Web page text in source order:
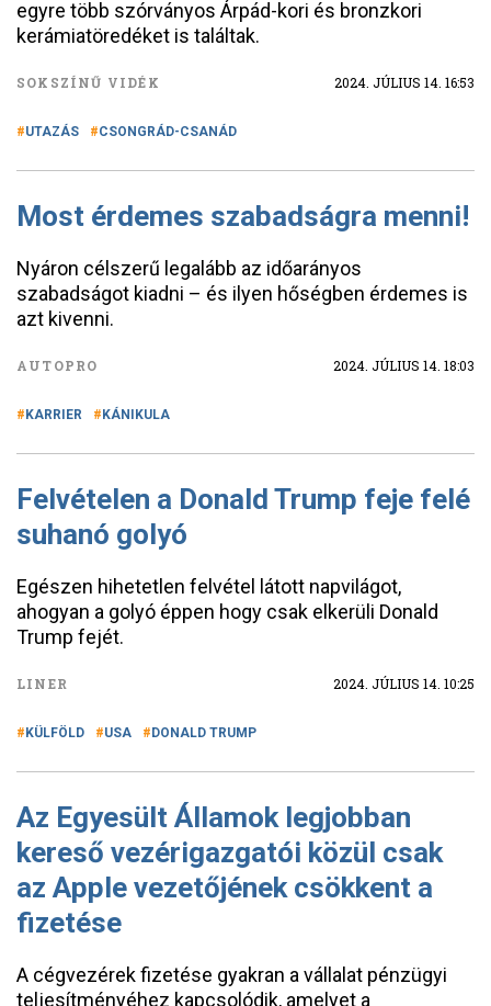
egyre több szórványos Árpád-kori és bronzkori
kerámiatöredéket is találtak.
SOKSZÍNŰ VIDÉK 2024. JÚLIUS 14. 16:53
UTAZÁS CSONGRÁD-CSANÁD
Most érdemes szabadságra menni!
Nyáron célszerű legalább az időarányos
szabadságot kiadni – és ilyen hőségben érdemes is
azt kivenni.
AUTOPRO 2024. JÚLIUS 14. 18:03
KARRIER KÁNIKULA
Felvételen a Donald Trump feje felé
suhanó golyó
Egészen hihetetlen felvétel látott napvilágot,
ahogyan a golyó éppen hogy csak elkerüli Donald
Trump fejét.
LINER 2024. JÚLIUS 14. 10:25
KÜLFÖLD USA DONALD TRUMP
Az Egyesült Államok legjobban
kereső vezérigazgatói közül csak
az Apple vezetőjének csökkent a
fizetése
A cégvezérek fizetése gyakran a vállalat pénzügyi
teljesítményéhez kapcsolódik, amelyet a